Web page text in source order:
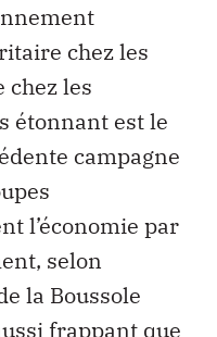
chez les
chez les
étonnant est le
campagne
l’économie par
selon
la Boussole
frappant que